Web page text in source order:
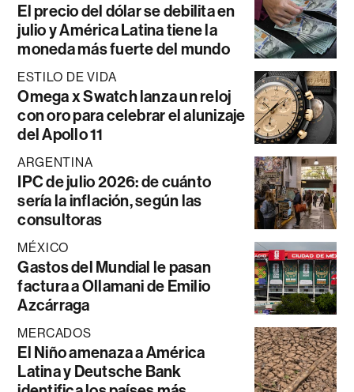
El precio del dólar se debilita en
julio y América Latina tiene la
moneda más fuerte del mundo
ESTILO DE VIDA
Omega x Swatch lanza un reloj
con oro para celebrar el alunizaje
del Apollo 11
ARGENTINA
IPC de julio 2026: de cuánto
sería la inflación, según las
consultoras
MÉXICO
Gastos del Mundial le pasan
factura a Ollamani de Emilio
Azcárraga
MERCADOS
El Niño amenaza a América
Latina y Deutsche Bank